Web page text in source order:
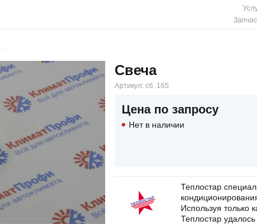
Свеча
Артикул: сб. 165
Цена по запросу
Нет в наличии
Теплостар
Используя только
Теплостар удалось